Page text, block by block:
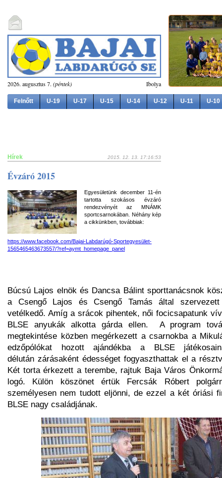
2026. augusztus 7. (péntek) Ibolya
Felnőtt U-19 U-17 U-15 U-14 U-12 U-11 U-10
Hírek 2015. 12. 13. 17:16:53
Évzáró 2015
Egyesületünk december 11-én
tartotta szokásos évzáró
rendezvényét az MNÁMK
sportcsarnokában. Néhány kép
a cikkünkben, továbbiak:
https://www.facebook.com/Bajai-Labdarúgó-Sportegyesület-
1565465463673557/?ref=aymt_homepage_panel
Búcsú Lajos elnök és Dancsa Bálint sporttanácsnok
a Csengő Lajos és Csengő Tamás által
vetélkedő. Amíg a srácok pihentek, női focicsapatunk
BLSE anyukák alkotta gárda ellen. A program
megtekintése közben megérkezett a csarnokba a
edzőpólókat hozott ajándékba a BLSE
délután zárásaként édességet fogyaszthattak el a
Két torta érkezett a terembe, rajtuk Baja Város
logó. Külön köszönet értük Fercsák Róbert
személyesen nem tudott eljönni, de ezzel a két óriási
BLSE nagy családjának.